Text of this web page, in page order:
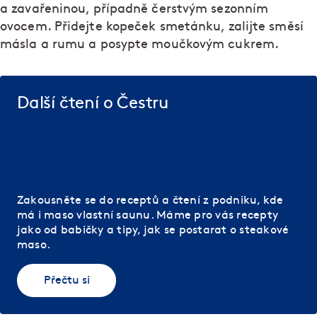
a zavařeninou, případně čerstvým sezonním
ovocem. Přidejte kopeček smetánku, zalijte směsí
másla a rumu a posypte moučkovým cukrem.
Další čtení o Čestru
Zakousněte se do receptů a čtení z podniku, kde
má i maso vlastní saunu. Máme pro vás recepty
jako od babičky a tipy, jak se postarat o steakové
maso.
Přečtu si